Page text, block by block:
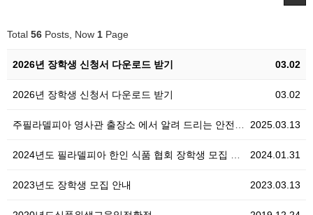
Total 56 Posts, Now 1 Page
03.02
2026년 장학생 신청서 다운로드 받기
03.02
2026년 장학생 신청서 다운로드 받기
2025.03.13
주필라델피아 영사관 출장소 에서 알려 드리는 안전공지
2024.01.31
2024년도 필라델피아 한인 식품 협회 장학생 모집 공…
2023.03.13
2023년도 장학생 모집 안내